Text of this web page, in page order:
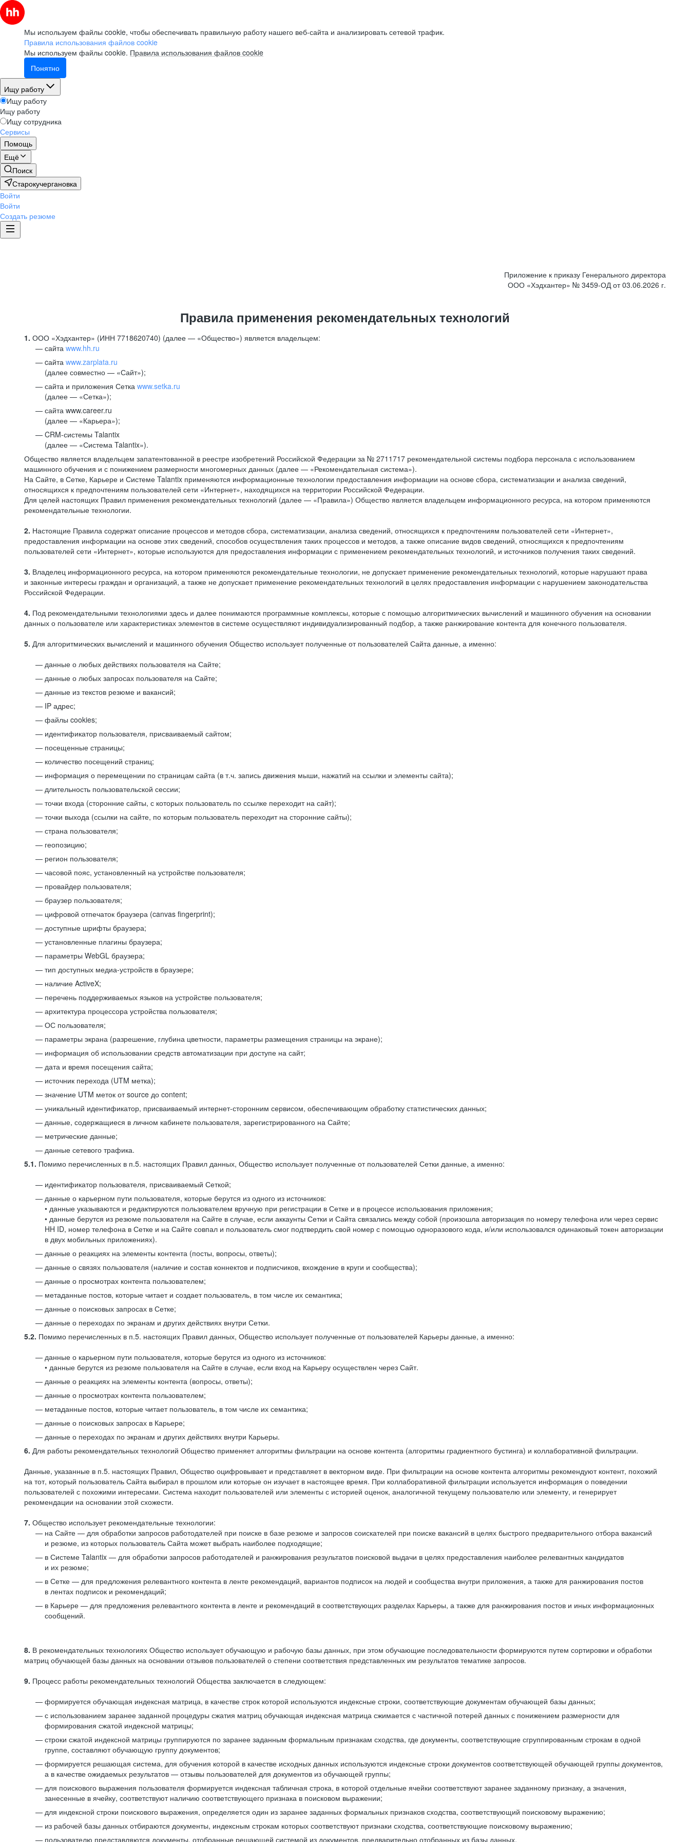
Мы используем файлы cookie, чтобы обеспечивать правильную работу нашего веб-сайта и анализировать сетевой трафик.
Правила использования файлов cookie
Мы используем файлы cookie. Правила использования файлов cookie
Понятно
Ищу работу
Ищу работу
Ищу работу
Ищу сотрудника
Сервисы
Помощь
Ещё
Поиск
Старокучергановка
Войти
Войти
Создать резюме
Приложение к приказу Генерального директора
ООО «Хэдхантер» № 3459-ОД от 03.06.2026 г.
Правила применения рекомендательных технологий
1. ООО «Хэдхантер» (ИНН 7718620740) (далее — «Общество») является владельцем:
сайта www.hh.ru
cайта www.zarplata.ru
(далее совместно — «Сайт»);
сайта и приложения Сетка www.setka.ru
(далее — «Сетка»);
сайта www.career.ru
(далее — «Карьера»);
CRM-системы Talantix
(далее — «Система Talantix»).
Общество является владельцем запатентованной в реестре изобретений Российской Федерации за № 2711717 рекомендательной системы подбора персонала с использованием
машинного обучения и с понижением размерности многомерных данных (далее — «Рекомендательная система»).
На Сайте, в Сетке, Карьере и Системе Talantix применяются информационные технологии предоставления информации на основе сбора, систематизации и анализа сведений,
относящихся к предпочтениям пользователей сети «Интернет», находящихся на территории Российской Федерации.
Для целей настоящих Правил применения рекомендательных технологий (далее — «Правила») Общество является владельцем информационного ресурса, на котором применяются
рекомендательные технологии.
2. Настоящие Правила содержат описание процессов и методов сбора, систематизации, анализа сведений, относящихся к предпочтениям пользователей сети «Интернет»,
предоставления информации на основе этих сведений, способов осуществления таких процессов и методов, а также описание видов сведений, относящихся к предпочтениям
пользователей сети «Интернет», которые используются для предоставления информации с применением рекомендательных технологий, и источников получения таких сведений.
3. Владелец информационного ресурса, на котором применяются рекомендательные технологии, не допускает применение рекомендательных технологий, которые нарушают права
и законные интересы граждан и организаций, а также не допускает применение рекомендательных технологий в целях предоставления информации с нарушением законодательства
Российской Федерации.
4. Под рекомендательными технологиями здесь и далее понимаются программные комплексы, которые с помощью алгоритмических вычислений и машинного обучения на основании
данных о пользователе или характеристиках элементов в системе осуществляют индивидуализированный подбор, а также ранжирование контента для конечного пользователя.
5. Для алгоритмических вычислений и машинного обучения Общество использует полученные от пользователей Сайта данные, а именно:
данные о любых действиях пользователя на Сайте;
данные о любых запросах пользователя на Сайте;
данные из текстов резюме и вакансий;
IP адрес;
файлы cookies;
идентификатор пользователя, присваиваемый сайтом;
посещенные страницы;
количество посещений страниц;
информация о перемещении по страницам сайта (в т.ч. запись движения мыши, нажатий на ссылки и элементы сайта);
длительность пользовательской сессии;
точки входа (сторонние сайты, с которых пользователь по ссылке переходит на сайт);
точки выхода (ссылки на сайте, по которым пользователь переходит на сторонние сайты);
страна пользователя;
геопозицию;
регион пользователя;
часовой пояс, установленный на устройстве пользователя;
провайдер пользователя;
браузер пользователя;
цифровой отпечаток браузера (canvas fingerprint);
доступные шрифты браузера;
установленные плагины браузера;
параметры WebGL браузера;
тип доступных медиа-устройств в браузере;
наличие ActiveX;
перечень поддерживаемых языков на устройстве пользователя;
архитектура процессора устройства пользователя;
ОС пользователя;
параметры экрана (разрешение, глубина цветности, параметры размещения страницы на экране);
информация об использовании средств автоматизации при доступе на сайт;
дата и время посещения сайта;
источник перехода (UTM метка);
значение UTM меток от source до content;
уникальный идентификатор, присваиваемый интернет-сторонним сервисом, обеспечивающим обработку статистических данных;
данные, содержащиеся в личном кабинете пользователя, зарегистрированного на Сайте;
метрические данные;
данные сетевого трафика.
5.1. Помимо перечисленных в п.5. настоящих Правил данных, Общество использует полученные от пользователей Сетки данные, а именно:
идентификатор пользователя, присваиваемый Сеткой;
данные о карьерном пути пользователя, которые берутся из одного из источников:
• данные указываются и редактируются пользователем вручную при регистрации в Сетке и в процессе использования приложения;
• данные берутся из резюме пользователя на Сайте в случае, если аккаунты Сетки и Сайта связались между собой (произошла авторизация по номеру телефона или через сервис
HH ID, номер телефона в Сетке и на Сайте совпал и пользователь смог подтвердить свой номер с помощью одноразового кода, и/или использовался одинаковый токен авторизации
в двух мобильных приложениях).
данные о реакциях на элементы контента (посты, вопросы, ответы);
данные о связях пользователя (наличие и состав коннектов и подписчиков, вхождение в круги и сообщества);
данные о просмотрах контента пользователем;
метаданные постов, которые читает и создает пользователь, в том числе их семантика;
данные о поисковых запросах в Сетке;
данные о переходах по экранам и других действиях внутри Сетки.
5.2. Помимо перечисленных в п.5. настоящих Правил данных, Общество использует полученные от пользователей Карьеры данные, а именно:
данные о карьерном пути пользователя, которые берутся из одного из источников:
• данные берутся из резюме пользователя на Сайте в случае, если вход на Карьеру осуществлен через Сайт.
данные о реакциях на элементы контента (вопросы, ответы);
данные о просмотрах контента пользователем;
метаданные постов, которые читает пользователь, в том числе их семантика;
данные о поисковых запросах в Карьере;
данные о переходах по экранам и других действиях внутри Карьеры.
6. Для работы рекомендательных технологий Общество применяет алгоритмы фильтрации на основе контента (алгоритмы градиентного бустинга) и коллаборативной фильтрации.
Данные, указанные в п.5. настоящих Правил, Общество оцифровывает и представляет в векторном виде. При фильтрации на основе контента алгоритмы рекомендуют контент, похожий
на тот, который пользователь Сайта выбирал в прошлом или которые он изучает в настоящее время. При коллаборативной фильтрации используется информация о поведении
пользователей с похожими интересами. Система находит пользователей или элементы с историей оценок, аналогичной текущему пользователю или элементу, и генерирует
рекомендации на основании этой схожести.
7. Общество использует рекомендательные технологии:
на Сайте — для обработки запросов работодателей при поиске в базе резюме и запросов соискателей при поиске вакансий в целях быстрого предварительного отбора вакансий
и резюме, из которых пользователь Сайта может выбрать наиболее подходящие;
в Системе Talantix — для обработки запросов работодателей и ранжирования результатов поисковой выдачи в целях предоставления наиболее релевантных кандидатов
и их резюме;
в Сетке — для предложения релевантного контента в ленте рекомендаций, вариантов подписок на людей и сообщества внутри приложения, а также для ранжирования постов
в лентах подписок и рекомендаций;
в Карьере — для предложения релевантного контента в ленте и рекомендаций в соответствующих разделах Карьеры, а также для ранжирования постов и иных информационных
сообщений.
8. В рекомендательных технологиях Общество использует обучающую и рабочую базы данных, при этом обучающие последовательности формируются путем сортировки и обработки
матриц обучающей базы данных на основании отзывов пользователей о степени соответствия представленных им результатов тематике запросов.
9. Процесс работы рекомендательных технологий Общества заключается в следующем:
формируется обучающая индексная матрица, в качестве строк которой используются индексные строки, соответствующие документам обучающей базы данных;
с использованием заранее заданной процедуры сжатия матриц обучающая индексная матрица сжимается с частичной потерей данных с понижением размерности для
формирования сжатой индексной матрицы;
строки сжатой индексной матрицы группируются по заранее заданным формальным признакам сходства, где документы, соответствующие сгруппированным строкам в одной
группе, составляют обучающую группу документов;
формируется решающая система, для обучения которой в качестве исходных данных используются индексные строки документов соответствующей обучающей группы документов,
а в качестве ожидаемых результатов — отзывы пользователей для документов из обучающей группы;
для поискового выражения пользователя формируется индексная табличная строка, в которой отдельные ячейки соответствуют заранее заданному признаку, а значения,
занесенные в ячейку, соответствуют наличию соответствующего признака в поисковом выражении;
для индексной строки поискового выражения, определяется один из заранее заданных формальных признаков сходства, соответствующий поисковому выражению;
из рабочей базы данных отбираются документы, индексным строкам которых соответствуют признаки сходства, соответствующие поисковому выражению;
пользователю представляются документы, отобранные решающей системой из документов, предварительно отобранных из базы данных.